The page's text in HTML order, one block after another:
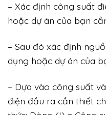
– Xác định công suất
hoặc dự án của bạn
– Sau đó xác định
dụng hoặc dự án của
– Dựa vào công suất
điện đầu ra cần thiết